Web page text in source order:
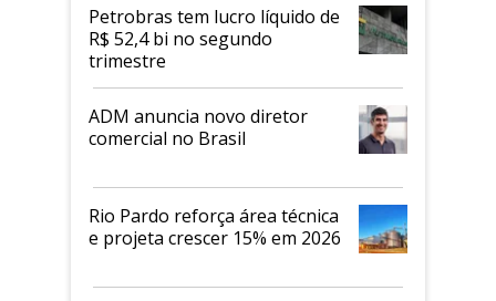
proteicos
Petrobras tem lucro líquido de
R$ 52,4 bi no segundo
trimestre
ADM anuncia novo diretor
comercial no Brasil
Rio Pardo reforça área técnica
e projeta crescer 15% em 2026